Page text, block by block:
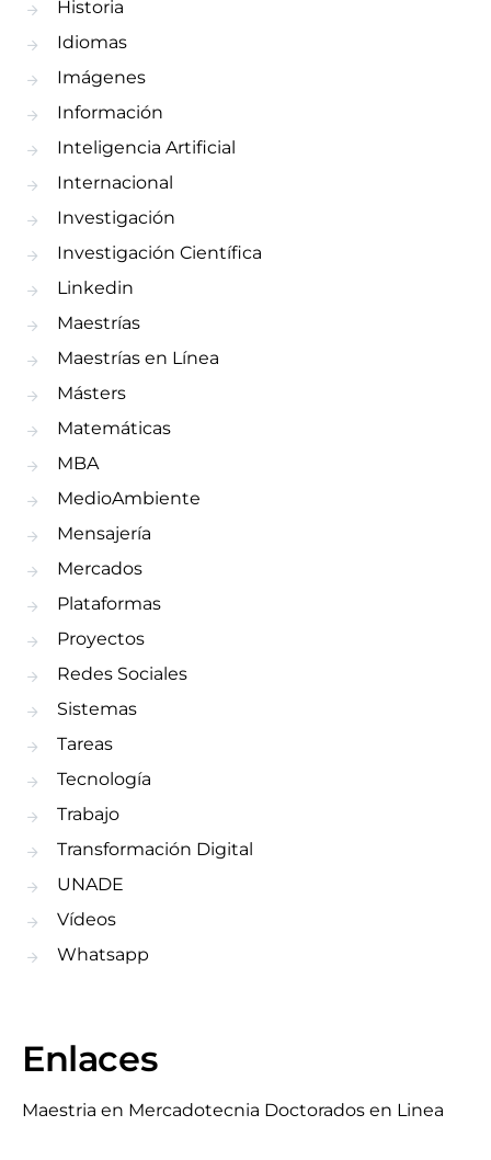
Historia
Idiomas
Imágenes
Información
Inteligencia Artificial
Internacional
Investigación
Investigación Científica
Linkedin
Maestrías
Maestrías en Línea
Másters
Matemáticas
MBA
MedioAmbiente
Mensajería
Mercados
Plataformas
Proyectos
Redes Sociales
Sistemas
Tareas
Tecnología
Trabajo
Transformación Digital
UNADE
Vídeos
Whatsapp
Enlaces
Maestria en Mercadotecnia Doctorados en Linea